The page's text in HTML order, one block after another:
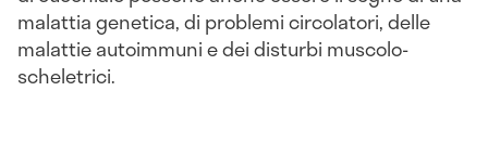
malattia genetica, di problemi circolatori, delle
malattie autoimmuni e dei disturbi muscolo-
scheletrici.